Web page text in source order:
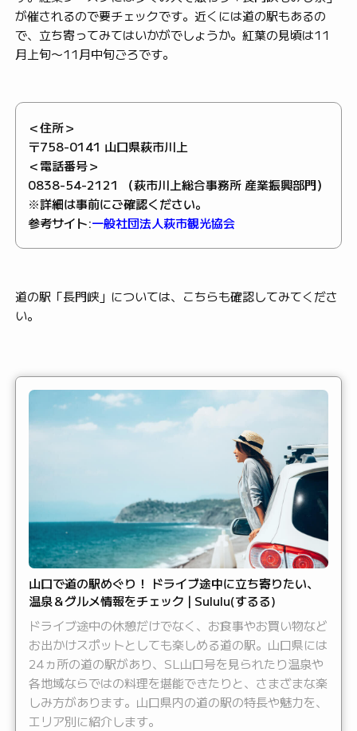
が催されるので要チェックです。近くには道の駅もあるの
で、立ち寄ってみてはいかがでしょうか。紅葉の見頃は11
月上旬〜11月中旬ごろです。
＜住所＞
〒758-0141 山口県萩市川上
＜電話番号＞
0838-54-2121 （萩市川上総合事務所 産業振興部門）
※詳細は事前にご確認ください。
参考サイト:一般社団法人萩市観光協会
道の駅「長門峡」については、こちらも確認してみてくださ
い。
山口で道の駅めぐり！ ドライブ途中に立ち寄りたい、
温泉＆グルメ情報をチェック | Sululu(するる)
ドライブ途中の休憩だけでなく、お食事やお買い物など
お出かけスポットとしても楽しめる道の駅。山口県には
24ヵ所の道の駅があり、SL山口号を見られたり温泉や
各地域ならではの料理を堪能できたりと、さまざまな楽
しみ方があります。山口県内の道の駅の特長や魅力を、
エリア別に紹介します。